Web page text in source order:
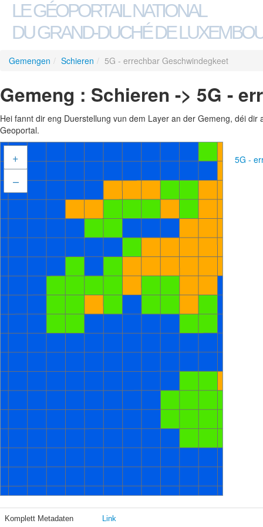
LE GÉOPORTAIL NATIONAL
DU GRAND-DUCHÉ DE
Gemengen / Schieren / 5G - errechbar Geschwindegkeet
Gemeng : Schieren -> 5G -
Hei fannt dir eng Duerstellung vun dem Layer an der Gemeng, déi
Geoportal.
+
–
5G -
Komplett Metadaten Link